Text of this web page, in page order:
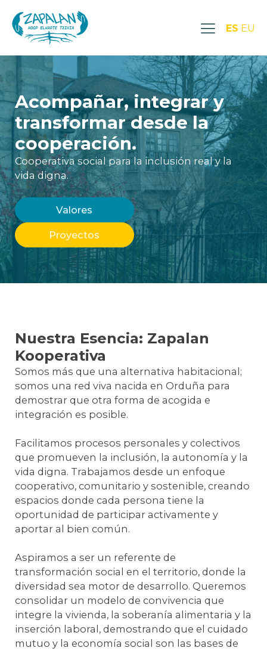
ES EU
Acompañar, integrar y
transformar desde la
cooperación.
Cooperativa social para la inclusión real y la
vida digna.
Valores
Proyectos
Nuestra Esencia: Zapalan
Kooperativa
Somos más que una alternativa habitacional;
somos una red viva nacida en Orduña para
demostrar que otra forma de acogida e
integración es posible.
Facilitamos procesos personales y colectivos
que promueven la inclusión, la autonomía y la
vida digna. Trabajamos desde un enfoque
cooperativo, comunitario y sostenible, creando
espacios donde cada persona tiene la
oportunidad de participar activamente y
aportar al bien común.
Aspiramos a ser un referente de
transformación social en el territorio, donde la
diversidad sea motor de desarrollo. Queremos
consolidar un modelo de convivencia que
integre la vivienda, la soberanía alimentaria y la
inserción laboral, demostrando que el cuidado
mutuo y la economía social son las bases de